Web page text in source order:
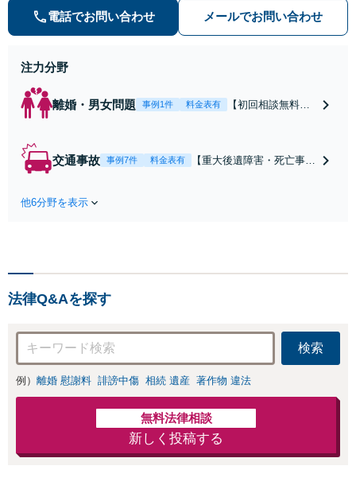
弁護士にご相談頂くことで、今のご
不安が和らぐとともに、問題解決の
電話でお問い合わせ メールでお問い合わせ
注力分野
離婚・男女問題 事例1件 料金表有
【初回相談無料】
条件で離婚ができ
交通事故 事例7件 料金表有
【重大後遺障害・死亡事案
応・納得できる解決を」
他6分野を表示
法律Q&Aを探す
検索
例） 離婚 慰謝料 誹謗中傷 相続 遺産 著作物 違法
無料法律相談
新しく投稿する